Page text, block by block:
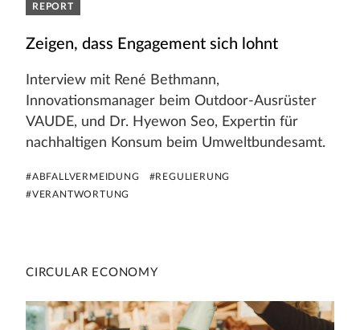
REPORT
Zeigen, dass Engagement sich lohnt
Interview mit René Bethmann,
Innovationsmanager beim Outdoor-Ausrüster
VAUDE, und Dr. Hyewon Seo, Expertin für
nachhaltigen Konsum beim Umweltbundesamt.
#ABFALLVERMEIDUNG
#REGULIERUNG
#VERANTWORTUNG
CIRCULAR ECONOMY